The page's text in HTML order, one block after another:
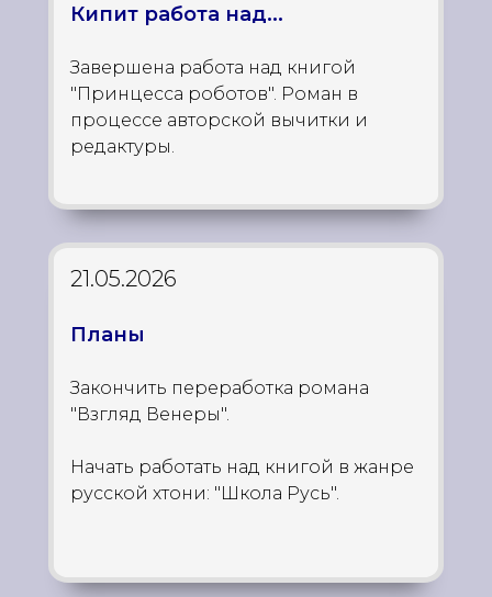
Кипит работа над...
Завершена работа над книгой
"Принцесса роботов". Роман в
процессе авторской вычитки и
редактуры.
21.05.2026
Планы
Закончить переработка романа
"Взгляд Венеры".
Начать работать над книгой в жанре
русской хтони: "Школа Русь".